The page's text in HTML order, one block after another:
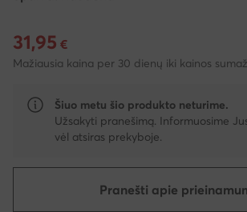
Dabartinė kaina 31,95 €
31,95 €
Mažiausia kaina per 30 dienų iki kainos
Šiuo metu šio produkto neturime.
Užsakyti pranešimą. Informuosime
vėl atsiras prekyboje.
Pranešti apie